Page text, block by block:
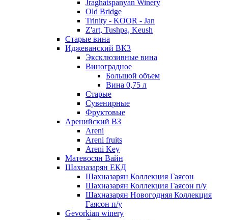
Jraghatspanyan Winery
Old Bridge
Trinity - KOOR - Jan
Z'art, Tushpa, Keush
Старые вина
Иджеванский ВК3
Эксклюзивные вина
Виноградное
Большой объем
Вина 0,75 л
Старые
Сувенирные
Фруктовые
Аренийский ВЗ
Areni
Areni fruits
Areni Key
Матевосян Вайн
Шахназарян ЕКД
Шахназарян Коллекция Гаясон
Шахназарян Коллекция Гаясон п/у
Шахназарян Новогодняя Коллекция
Гаясон п/у
Gevorkian winery